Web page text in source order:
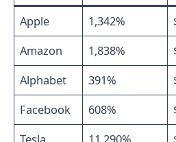
Apple 1,342%
Amazon
1,838%
Alphabet
391%
Facebook
608%